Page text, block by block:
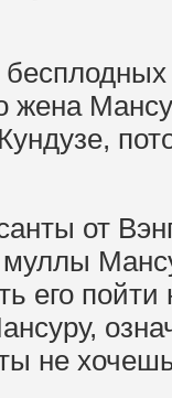
жена
от
его пойти
не